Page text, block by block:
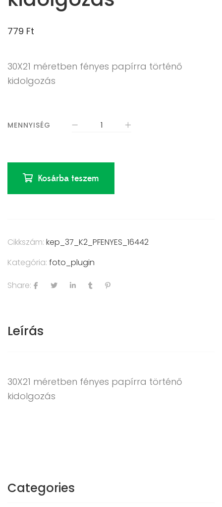
779 Ft
30X21 méretben fényes papírra történő
kidolgozás
MENNYISÉG
Kosárba teszem
Cikkszám: kep_37_K2_PFENYES_16442
Kategória: foto_plugin
Share:
Leírás
30X21 méretben fényes papírra történő
kidolgozás
Categories